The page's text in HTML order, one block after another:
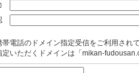
電話のドメイン指定受信をご利用され
定いただくドメインは「mikan-